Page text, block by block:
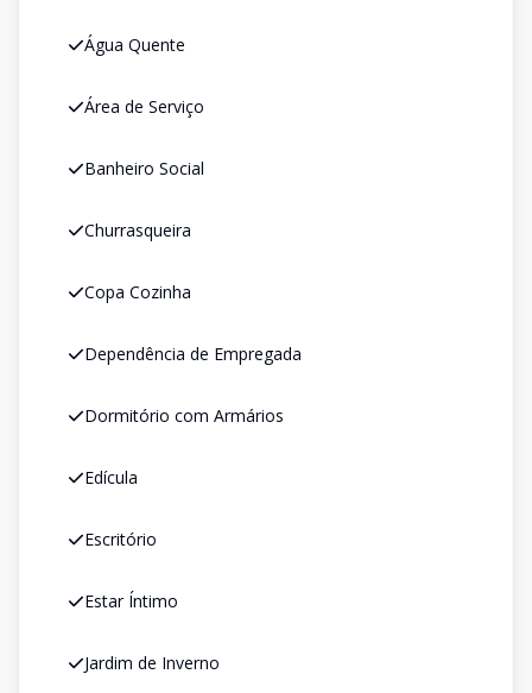
Água Quente
Área de Serviço
Banheiro Social
Churrasqueira
Copa Cozinha
Dependência de Empregada
Dormitório com Armários
Edícula
Escritório
Estar Íntimo
Jardim de Inverno